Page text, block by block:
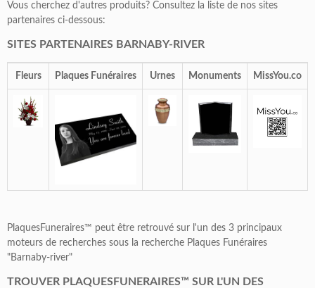
Vous cherchez d'autres produits? Consultez la liste de nos sites
partenaires ci-dessous:
SITES PARTENAIRES BARNABY-RIVER
Fleurs Plaques Funéraires Urnes Monuments MissYou.co
PlaquesFuneraires™ peut être retrouvé sur l'un des 3 principaux
moteurs de recherches sous la recherche Plaques Funéraires
"Barnaby-river"
TROUVER PLAQUESFUNERAIRES™ SUR L'UN DES